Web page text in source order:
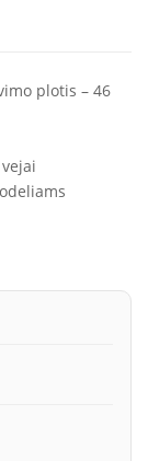
plotis – 46